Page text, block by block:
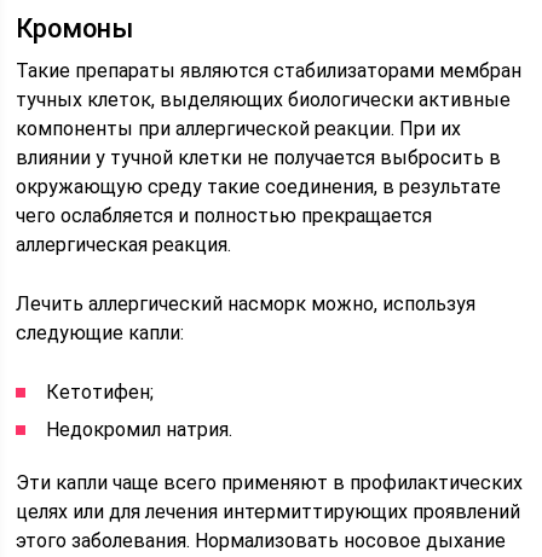
Кромоны
Такие препараты являются стабилизаторами мембран
тучных клеток, выделяющих биологически активные
компоненты при аллергической реакции. При их
влиянии у тучной клетки не получается выбросить в
окружающую среду такие соединения, в результате
чего ослабляется и полностью прекращается
аллергическая реакция.
Лечить аллергический насморк можно, используя
следующие капли:
Кетотифен;
Недокромил натрия.
Эти капли чаще всего применяют в профилактических
целях или для лечения интермиттирующих проявлений
этого заболевания. Нормализовать носовое дыхание